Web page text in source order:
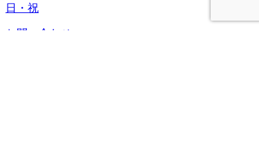
日・祝
お問い合わせ